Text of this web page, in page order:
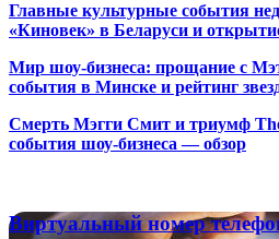
Главные культурные события
«Киновек» в Беларуси и
Мир шоу-бизнеса: прощание с
события в Минске и рейтинг
Смерть Мэгги Смит и триумф
события шоу-бизнеса — обзор
Виртуальный
Виртуальный номер